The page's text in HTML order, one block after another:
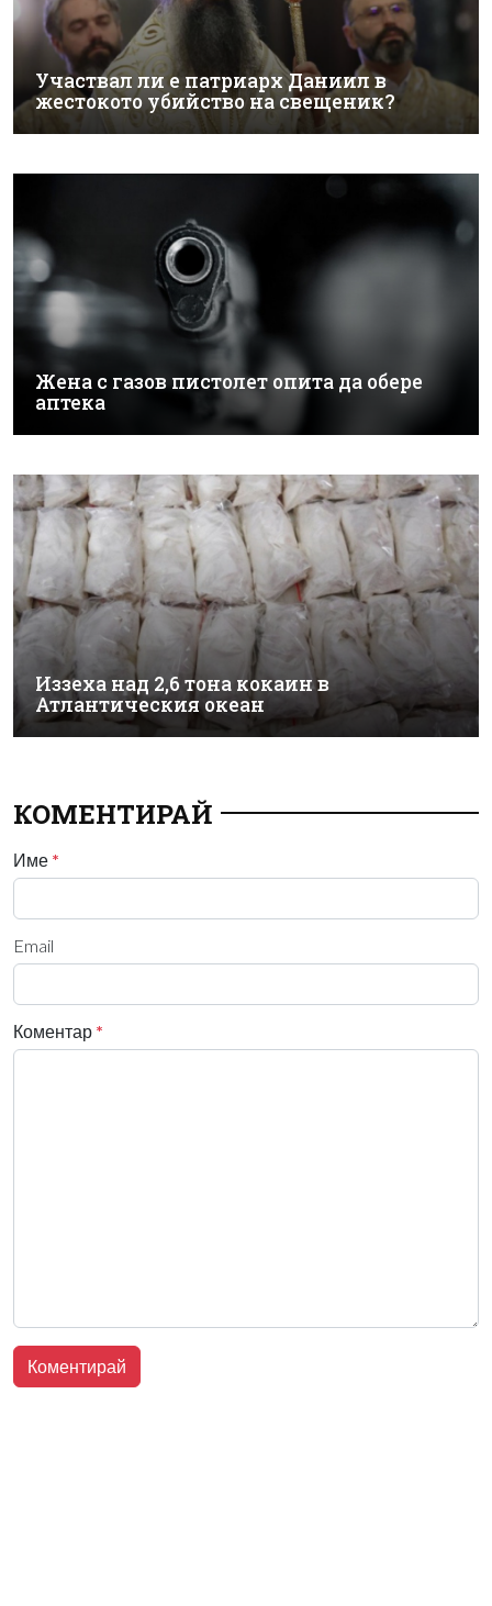
Участвал ли е патриарх Даниил в
жестокото убийство на свещеник?
Жена с газов пистолет опита да обере
аптека
Иззеха над 2,6 тона кокаин в
Атлантическия океан
КОМЕНТИРАЙ
Име *
Email
Коментар *